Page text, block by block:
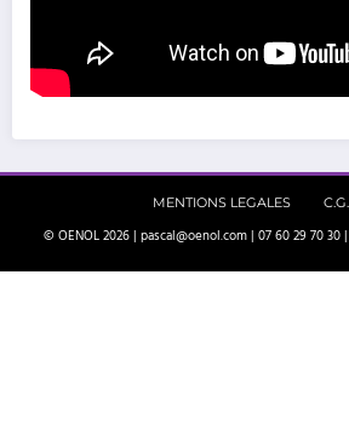
MENTIONS LEGALES
© OENOL 2026 | pascal@oenol.com | 07 60 29 70 30